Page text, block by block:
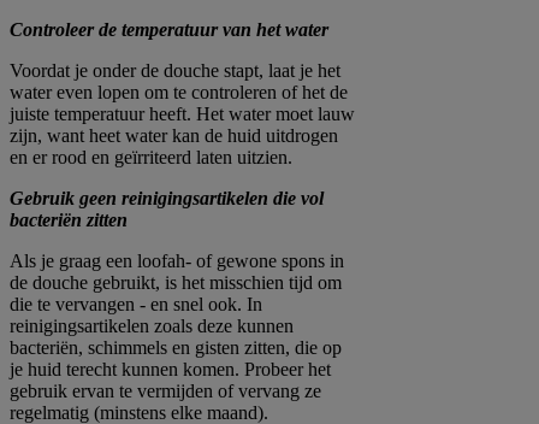
Controleer de temperatuur van het water
Voordat je onder de douche stapt, laat je het
water even lopen om te controleren of het de
juiste temperatuur heeft. Het water moet lauw
zijn, want heet water kan de huid uitdrogen
en er rood en geïrriteerd laten uitzien.
Gebruik geen reinigingsartikelen die vol
bacteriën zitten
Als je graag een loofah- of gewone spons in
de douche gebruikt, is het misschien tijd om
die te vervangen - en snel ook. In
reinigingsartikelen zoals deze kunnen
bacteriën, schimmels en gisten zitten, die op
je huid terecht kunnen komen. Probeer het
gebruik ervan te vermijden of vervang ze
regelmatig (minstens elke maand).